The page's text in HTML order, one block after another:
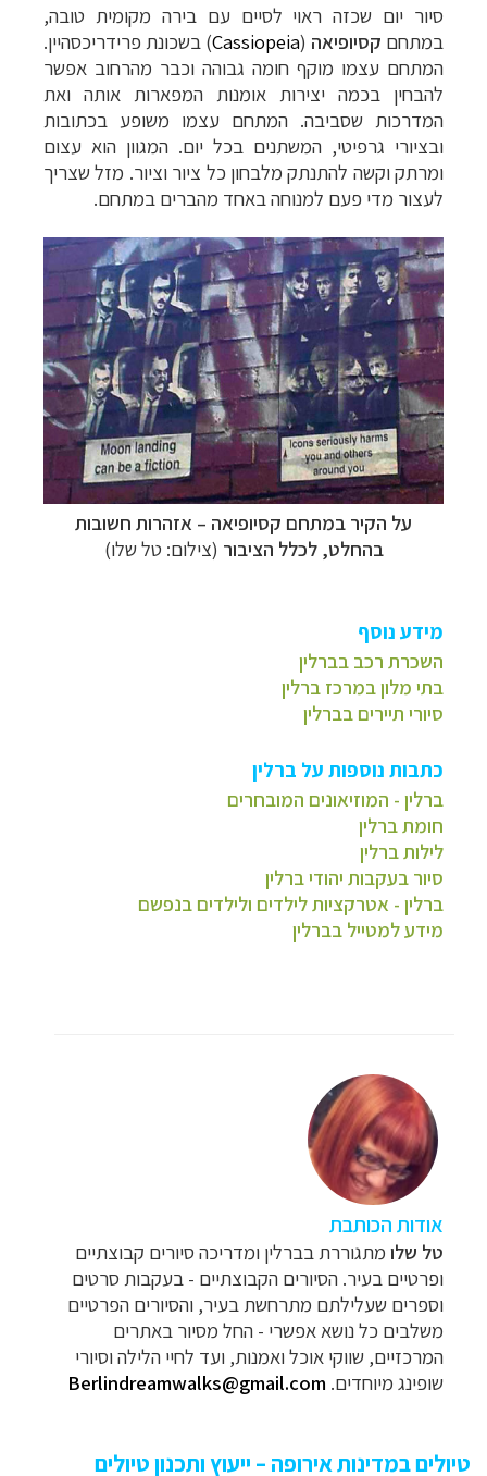
סיור יום שכזה ראוי לסיים עם בירה מקומית טובה,
במתחם קסיופיאה (
Cassiopeia) בשכונת פרידריכסהיין.
המתחם עצמו מוקף חומה גבוהה וכבר מהרחוב אפשר
להבחין בכמה יצירות אומנות המפארות אותה ואת
המדרכות שסביבה. המתחם עצמו משופע בכתובות
ובציורי גרפיטי, המשתנים בכל יום. המגוון הוא עצום
ומרתק וקשה להתנתק מלבחון כל ציור וציור. מזל שצריך
לעצור מדי פעם למנוחה באחד מהברים במתחם.
על הקיר במתחם קסיופיאה – אזהרות חשובות
בהחלט, לכלל הציבור (צילום: טל שלו)
מידע נוסף
השכרת רכב בברלין
בתי מלון במרכז ברלין
סיורי תיירים בברלין
כתבות נוספות על ברלין
ברלין - המוזיאונים המובחרים
חומת ברלין
לילות ברלין
סיור בעקבות יהודי ברלין
ברלין - אטרקציות לילדים ולילדים בנפשם
מידע למטייל בברלין
אודות הכותבת
טל שלו מתגוררת בברלין ומדריכה סיורים קבוצתיים
ופרטיים בעיר. הסיורים הקבוצתיים - בעקבות סרטים
וספרים שעלילתם מתרחשת בעיר, והסיורים הפרטיים
משלבים כל נושא אפשרי - החל מסיור באתרים
המרכזיים, שווקי אוכל ואמנות, ועד לחיי הלילה וסיורי
שופינג מיוחדים. Berlindreamwalks@gmail.com
טיולים במדינות אירופה – ייעוץ ותכנון טיולים